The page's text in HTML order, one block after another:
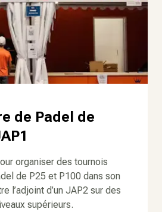
de Padel de
organiser des tournois
de P25 et P100 dans son
l’adjoint d’un JAP2 sur des
supérieurs.